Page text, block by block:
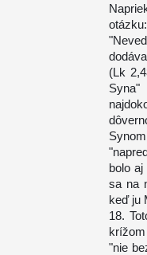
(Lk
Syna"
bolo
sa na
keď ju
18.
"nie